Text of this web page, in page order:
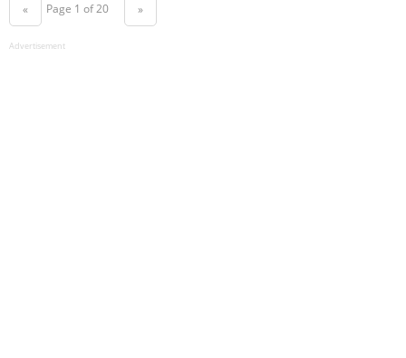
« Page 1 of 20 »
Advertisement